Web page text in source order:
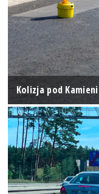
Kolizja pod